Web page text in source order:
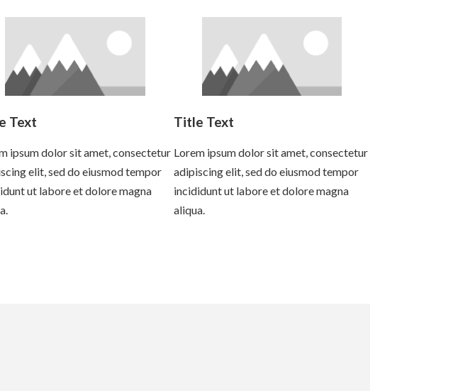
Text
ipsum dolor sit amet, consectetur
elit, sed do eiusmod tempor
ut labore et dolore magna
Title Text
Lorem ipsum dolor sit amet, consectetur
adipiscing elit, sed do eiusmod tempor
incididunt ut labore et dolore magna
aliqua.